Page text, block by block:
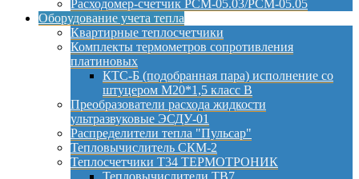
Расходомер-счетчик РСМ-05.03/РСМ-05.05
Оборудование учета тепла
Квартирные теплосчетчики
Комплекты термометров сопротивления
платиновых
КТС-Б (подобранная пара) исполнение со
штуцером М20*1,5 класс B
Преобразователи расхода жидкости
ультразвуковые ЭСДУ-01
Распределители тепла "Пульсар"
Тепловычислитель СКМ-2
Теплосчетчики Т34 ТЕРМОТРОНИК
Тепловычислители ТВ7